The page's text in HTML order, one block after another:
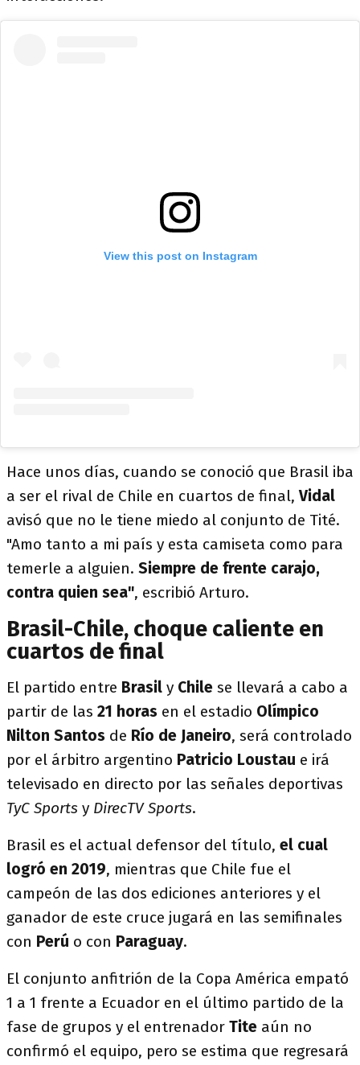
View this post on Instagram
Hace unos días, cuando se conoció que Brasil iba
a ser el rival de Chile en cuartos de final,Vidal
avisó que no le tiene miedo al conjunto de Tité.
"Amo tanto a mi país y esta camiseta como para
temerle a alguien. Siempre de frente carajo,
contra quien sea", escribió Arturo.
Brasil-Chile, choque caliente en
cuartos de final
El partido entre Brasil y Chile se llevará a cabo a
partir de las 21 horas en el estadio Olímpico
Nilton Santos de Río de Janeiro, será controlado
por el árbitro argentino Patricio Loustau e irá
televisado en directo por las señales deportivas
TyC Sports y DirecTV Sports.
Brasil es el actual defensor del título, el cual
logró en 2019, mientras que Chile fue el
campeón de las dos ediciones anteriores y el
ganador de este cruce jugará en las semifinales
con Perú o con Paraguay.
El conjunto anfitrión de la Copa América empató
1 a 1 frente a Ecuador en el último partido de la
fase de grupos y el entrenador Tite aún no
confirmó el equipo, pero se estima que regresará